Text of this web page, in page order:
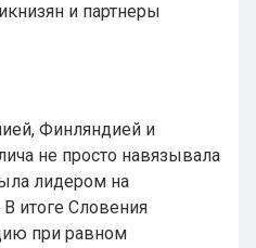
и партнеры
Финляндией и
не просто навязывала
лидером на
итоге Словения
при равном